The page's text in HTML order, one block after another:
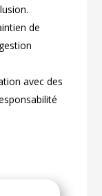
de
avec des